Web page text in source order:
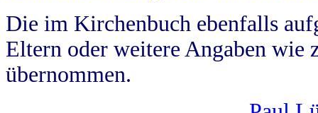
Die im Kirchenbuch ebenfalls
Eltern oder weitere Angaben wie
übernommen.